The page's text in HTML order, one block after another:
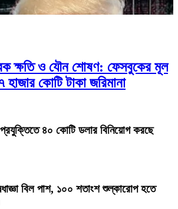
ক্ষতি ও যৌন শোষণ: ফেসবুকের মূল
হাজার কোটি টাকা জরিমানা
৪০ কোটি ডলার বিনিয়োগ করছে
বিল পাশ, ১০০ শতাংশ শুল্কারোপ হতে